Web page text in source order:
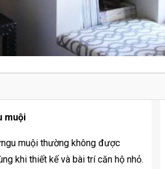
muội
muội thường không được
khi thiết kế và bài trí căn hộ nhỏ.